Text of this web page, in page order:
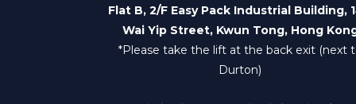
Flat B, 2/F Easy Pack Industrial Building,
Wai Yip Street, Kwun Tong, Hong
*Please take the lift at the back exit (next
Durton)